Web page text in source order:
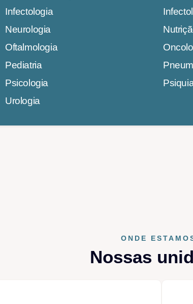
Infectologia
Neurologia
Oftalmologia
Pediatria
Psicologia
Urologia
ONDE
Nossas